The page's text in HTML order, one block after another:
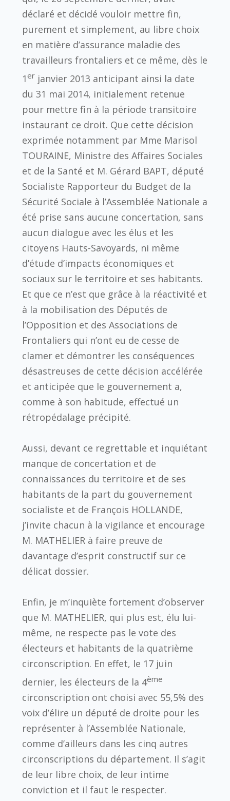
déclaré et décidé vouloir mettre fin,
purement et simplement, au libre choix
en matière d’assurance maladie des
travailleurs frontaliers et ce même, dès le
1erjanvier 2013 anticipant ainsi la date
du 31 mai 2014, initialement retenue
pour mettre fin à la période transitoire
instaurant ce droit. Que cette décision
exprimée notamment par Mme Marisol
TOURAINE, Ministre des Affaires Sociales
et de la Santé et M. Gérard BAPT, député
Socialiste Rapporteur du Budget de la
Sécurité Sociale à l’Assemblée Nationale a
été prise sans aucune concertation, sans
aucun dialogue avec les élus et les
citoyens Hauts-Savoyards, ni même
d’étude d’impacts économiques et
sociaux sur le territoire et ses habitants.
Et que ce n’est que grâce à la réactivité et
à la mobilisation des Députés de
l’Opposition et des Associations de
Frontaliers qui n’ont eu de cesse de
clamer et démontrer les conséquences
désastreuses de cette décision accélérée
et anticipée que le gouvernement a,
comme à son habitude, effectué un
rétropédalage précipité.
Aussi, devant ce regrettable et inquiétant
manque de concertation et de
connaissances du territoire et de ses
habitants de la part du gouvernement
socialiste et de François HOLLANDE,
j’invite chacun à la vigilance et encourage
M. MATHELIER à faire preuve de
davantage d’esprit constructif sur ce
délicat dossier.
Enfin, je m’inquiète fortement d’observer
que M. MATHELIER, qui plus est, élu lui-
même, ne respecte pas le vote des
électeurs et habitants de la quatrième
circonscription. En effet, le 17 juin
dernier, les électeurs de la 4ème
circonscription ont choisi avec 55,5% des
voix d’élire un député de droite pour les
représenter à l’Assemblée Nationale,
comme d’ailleurs dans les cinq autres
circonscriptions du département. Il s’agit
de leur libre choix, de leur intime
conviction et il faut le respecter.